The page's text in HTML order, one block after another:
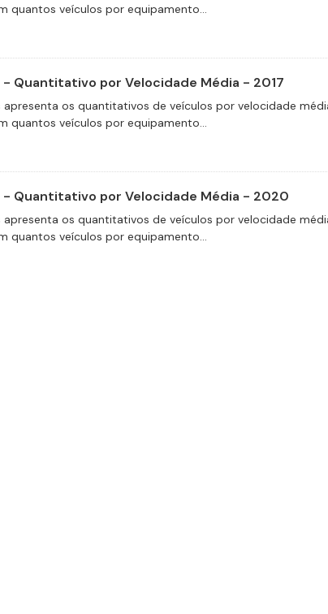
quantos veículos por equipamento...
- Quantitativo por Velocidade Média - 2017
os quantitativos de veículos por velocidade
quantos veículos por equipamento...
- Quantitativo por Velocidade Média - 2020
os quantitativos de veículos por velocidade
quantos veículos por equipamento...